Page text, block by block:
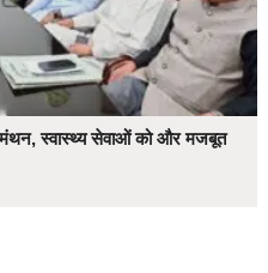
स्वास्थ्य सेवाओं को और मजबूत